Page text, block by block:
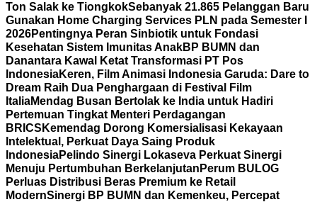
Ton Salak ke TiongkokSebanyak 21.865 Pelanggan Baru
Gunakan Home Charging Services PLN pada Semester I
2026Pentingnya Peran Sinbiotik untuk Fondasi
Kesehatan Sistem Imunitas AnakBP BUMN dan
Danantara Kawal Ketat Transformasi PT Pos
IndonesiaKeren, Film Animasi Indonesia Garuda: Dare to
Dream Raih Dua Penghargaan di Festival Film
ItaliaMendag Busan Bertolak ke India untuk Hadiri
Pertemuan Tingkat Menteri Perdagangan
BRICS Kemendag Dorong Komersialisasi Kekayaan
Intelektual, Perkuat Daya Saing Produk
IndonesiaPelindo Sinergi Lokaseva Perkuat Sinergi
Menuju Pertumbuhan Berkelanjutan Perum BULOG
Perluas Distribusi Beras Premium ke Retail
ModernSinergi BP BUMN dan Kemenkeu, Percepat